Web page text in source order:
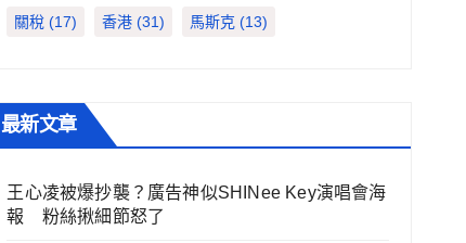
關稅 (17) 香港 (31) 馬斯克 (13)
最新文章
王心凌被爆抄襲？廣告神似SHINee Key演唱會海
報 粉絲揪細節怒了